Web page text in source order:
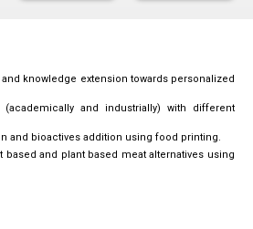
knowledge extension towards personalized
and industrially) with different
and bioactives addition using food printing.
and plant based meat alternatives using